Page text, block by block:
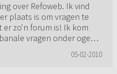
over Refoweb. Ik vind
plaats is om vragen te
zo'n forum is! Ik kom
vragen onder ogen.
05-02-2010